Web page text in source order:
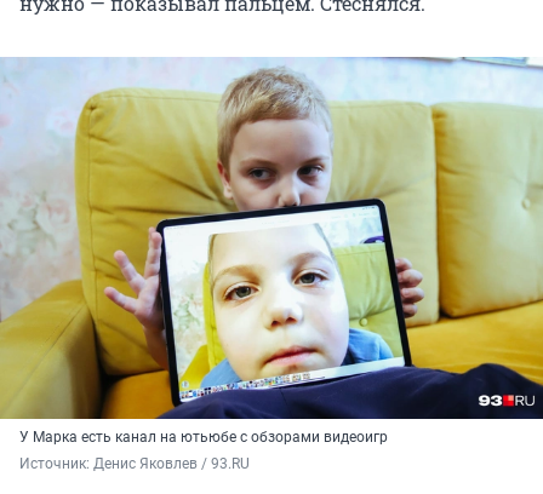
У Марка есть канал на ютьюбе с обзорами видеоигр
Источник: Денис Яковлев / 93.RU